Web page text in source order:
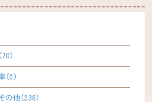
(5)
の他(238)